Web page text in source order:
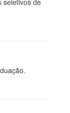
seletivos de